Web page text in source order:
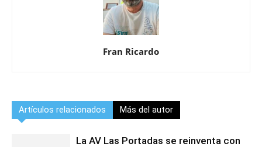
Fran Ricardo
Artículos relacionados Más del autor
La AV Las Portadas se reinventa con